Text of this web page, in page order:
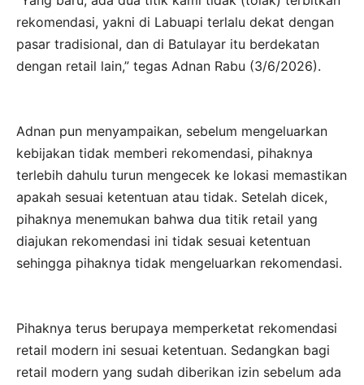
rekomendasi, yakni di Labuapi terlalu dekat dengan
pasar tradisional, dan di Batulayar itu berdekatan
dengan retail lain,” tegas Adnan Rabu (3/6/2026).
Adnan pun menyampaikan, sebelum mengeluarkan
kebijakan tidak memberi rekomendasi, pihaknya
terlebih dahulu turun mengecek ke lokasi memastikan
apakah sesuai ketentuan atau tidak. Setelah dicek,
pihaknya menemukan bahwa dua titik retail yang
diajukan rekomendasi ini tidak sesuai ketentuan
sehingga pihaknya tidak mengeluarkan rekomendasi.
Pihaknya terus berupaya memperketat rekomendasi
retail modern ini sesuai ketentuan. Sedangkan bagi
retail modern yang sudah diberikan izin sebelum ada